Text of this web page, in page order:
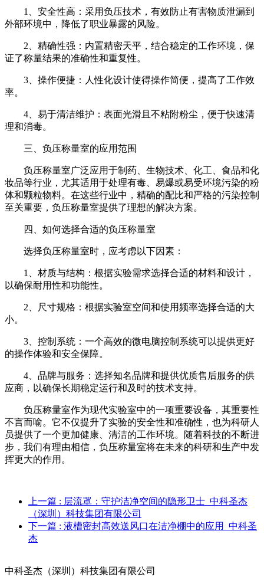
1、安全性高：采用负压技术，有效防止有害物质泄漏到
外部环境中，降低了职业暴露的风险。
2、精确性强：内置精密天平，结合稳定的工作环境，保
证了称量结果的准确性和重复性。
3、操作便捷：人性化设计使得操作简便，提高了工作效
率。
4、易于清洁维护：表面光滑且不粘附粉尘，便于快速清
理和消毒。
三、负压称量室的应用范围
负压称量室广泛应用于制药、生物技术、化工、食品和化
妆品等行业，尤其适用于处理有毒、易爆或易受环境污染的粉
体和颗粒物料。在这些行业中，精确的配比和严格的污染控制
至关重要，负压称量室提供了理想的解决方案。
四、如何选择合适的负压称量室
选择负压称量室时，应考虑以下因素：
1、材质与结构：根据实验需求选择合适的材料和设计，
以确保耐用性和功能性。
2、尺寸规格：根据实验室空间和使用频率选择合适的大
小。
3、控制系统：一个高效的微电脑控制系统可以提供更好
的操作体验和安全保障。
4、品牌与服务：选择知名品牌和提供优质售后服务的供
应商，以确保长期稳定运行和及时的技术支持。
负压称量室作为现代实验室中的一项重要设备，其重要性
不言而喻。它不仅提升了实验的安全性和准确性，也为科研人
员提供了一个更加健康、清洁的工作环境。随着科技的不断进
步，我们有理由相信，负压称量室将在未来的科研和生产中发
挥更大的作用。
上一篇 : 层流罩：守护洁净空间的隐形卫士_中科圣杰
（深圳）科技集团有限公司
下一篇 : 液槽密封高效送风口在洁净棚中的应用_中科圣
杰
中科圣杰（深圳）科技集团有限公司